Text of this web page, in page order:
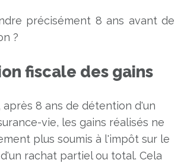
précisément 8 ans avant de
?
fiscale des gains
après 8 ans de détention d'un
vie, les gains réalisés ne
plus soumis à l'impôt sur le
rachat partiel ou total. Cela